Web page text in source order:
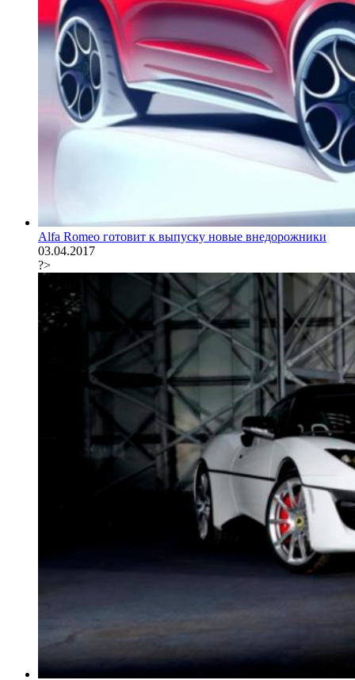
Alfa Romeo готовит к выпуску новые внедорожники
03.04.2017
?>